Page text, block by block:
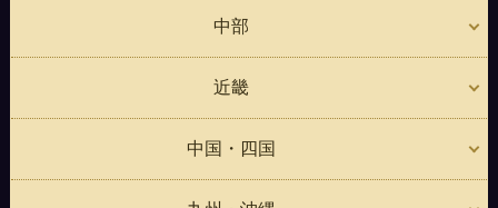
中部
近畿
中国・四国